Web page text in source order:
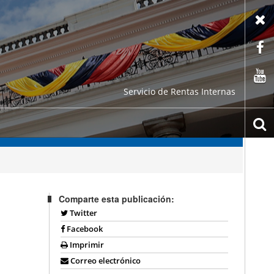
Servicio de Rentas Internas
Comparte esta publicación:
Twitter
Facebook
Imprimir
Correo electrónico